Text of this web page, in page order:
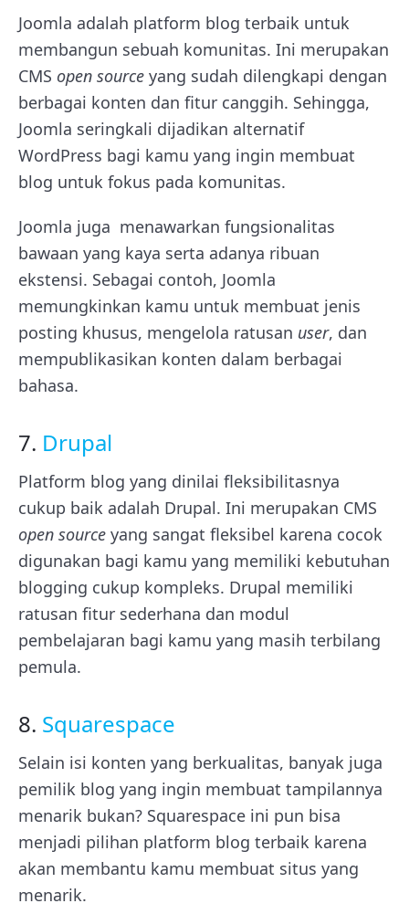
Joomla adalah platform blog terbaik untuk
membangun sebuah komunitas. Ini merupakan
CMS open source yang sudah dilengkapi dengan
berbagai konten dan fitur canggih. Sehingga,
Joomla seringkali dijadikan alternatif
WordPress bagi kamu yang ingin membuat
blog untuk fokus pada komunitas.
Joomla juga menawarkan fungsionalitas
bawaan yang kaya serta adanya ribuan
ekstensi. Sebagai contoh, Joomla
memungkinkan kamu untuk membuat jenis
posting khusus, mengelola ratusan user, dan
mempublikasikan konten dalam berbagai
bahasa.
7. Drupal
Platform blog yang dinilai fleksibilitasnya
cukup baik adalah Drupal. Ini merupakan CMS
open source yang sangat fleksibel karena cocok
digunakan bagi kamu yang memiliki kebutuhan
blogging cukup kompleks. Drupal memiliki
ratusan fitur sederhana dan modul
pembelajaran bagi kamu yang masih terbilang
pemula.
8. Squarespace
Selain isi konten yang berkualitas, banyak juga
pemilik blog yang ingin membuat tampilannya
menarik bukan? Squarespace ini pun bisa
menjadi pilihan platform blog terbaik karena
akan membantu kamu membuat situs yang
menarik.